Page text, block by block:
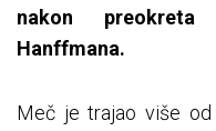
nakon
Hanffmana.
Meč je trajao više